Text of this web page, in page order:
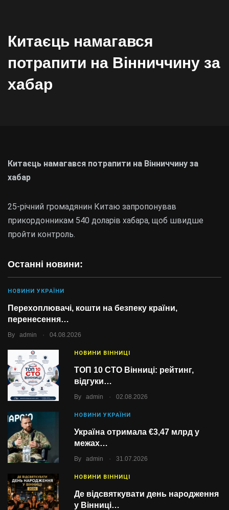
Китаєць намагався
потрапити на Вінниччину за
хабар
Останні новини:
НОВИНИ УКРАЇНИ
Перехоплювачі, кошти на безпеку країни,
перенесення…
By admin . 04.08.2026
НОВИНИ ВІННИЦІ
ТОП 10 СТО Вінниці: рейтинг,
відгуки…
By admin . 02.08.2026
НОВИНИ УКРАЇНИ
Україна отримала €3,47 млрд у
межах…
By admin . 31.07.2026
НОВИНИ ВІННИЦІ
Де відсвяткувати день народження
у Вінниці…
Китаєць намагався потрапити на Вінниччину за
хабар
25-річний громадянин Китаю запропонував
прикордонникам 540 доларів хабара, щоб швидше
пройти контроль.